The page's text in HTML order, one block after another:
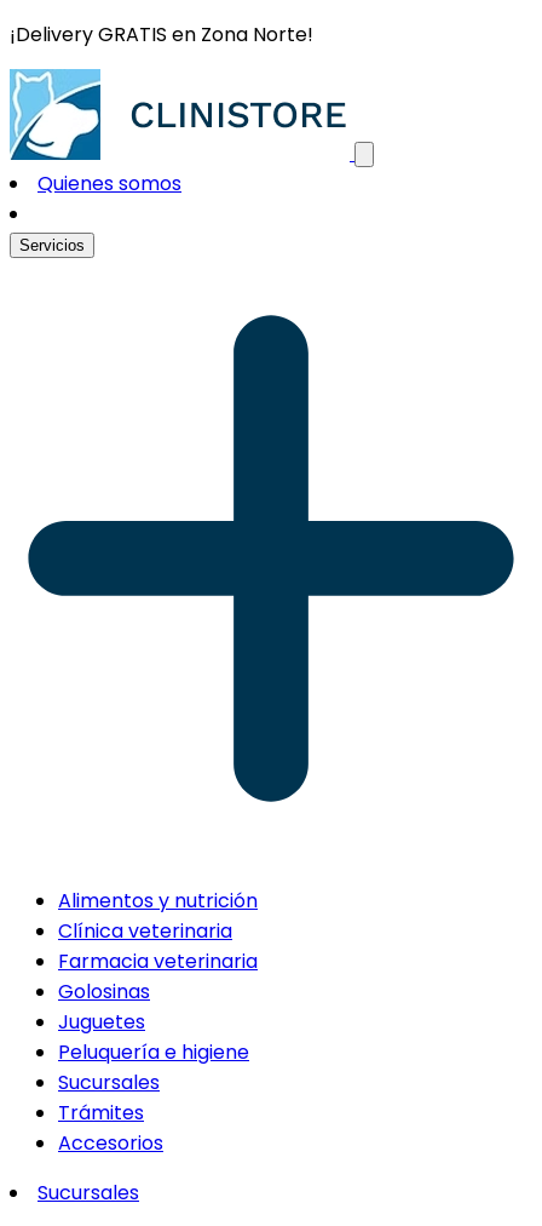
¡Delivery GRATIS en Zona Norte!
Quienes somos
Servicios
Alimentos y nutrición
Clínica veterinaria
Farmacia veterinaria
Golosinas
Juguetes
Peluquería e higiene
Sucursales
Trámites
Accesorios
Sucursales